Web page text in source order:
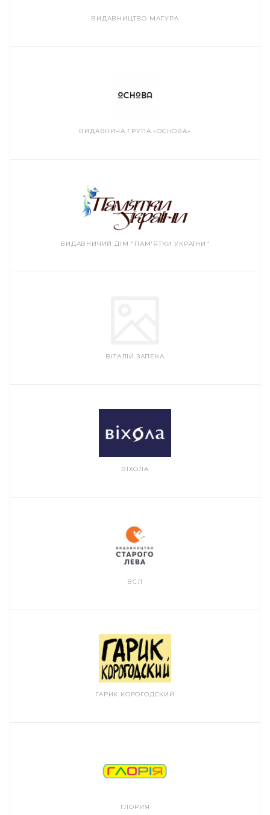
ВИДАВНИЦТВО МАҐУРА
ВИДАВНИЧА ГРУПА «ОСНОВА»
ВИДАВНИЧИЙ ДІМ "ПАМ'ЯТКИ УКРАЇНИ"
ВІТАЛІЙ ЗАПЕКА
ВІХОЛА
ВСЛ
ГАРИК КОРОГОДСКИЙ
ГЛОРИЯ